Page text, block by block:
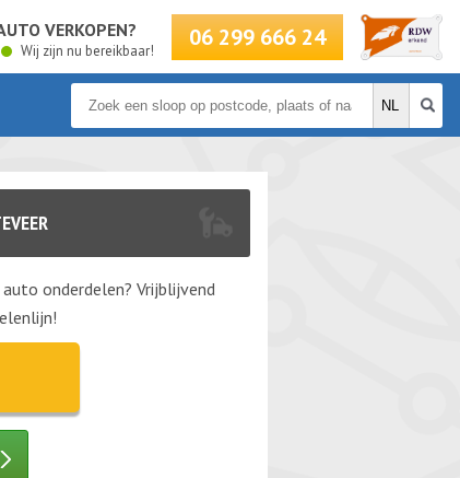
VERKOPEN?
Wij zijn nu bereikbaar! 06 299 666 24
onderdelen? Vrijblijvend